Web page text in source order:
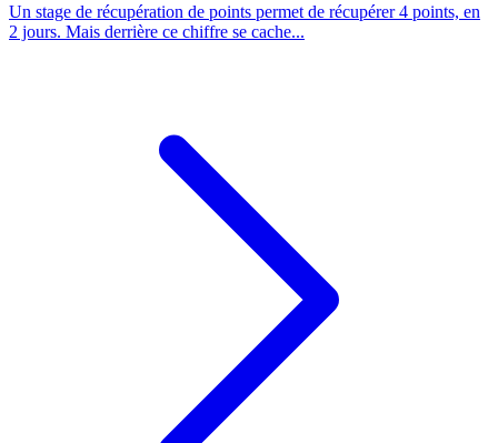
Un stage de récupération de points permet de récupérer 4 points, en
2 jours. Mais derrière ce chiffre se cache...